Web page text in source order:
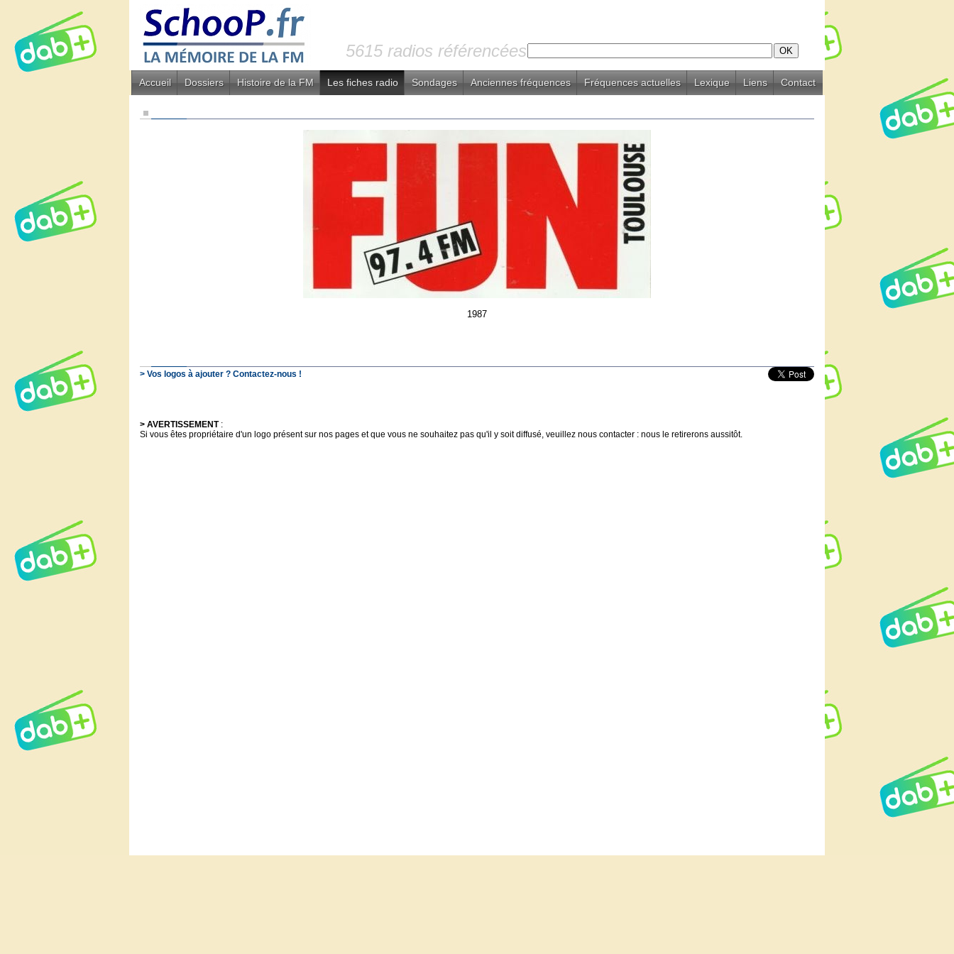
5615 radios référencées
Accueil Dossiers Histoire de la FM Les fiches radio Sondages Anciennes fréquences Fréquences actuelles Lexique Liens Contact
1987
> Vos logos à ajouter ? Contactez-nous !
> AVERTISSEMENT:
Si vous êtes propriétaire d'un logo présent sur nos pages et que vous ne souhaitez pas qu'il y soit diffusé, veuillez nous contacter : nous le retirerons aussitôt.